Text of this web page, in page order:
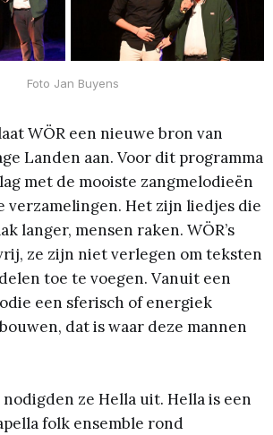
Foto Jan Buyens
WÖR een nieuwe bron van
Landen aan. Voor dit programma
met de mooiste zangmelodieën
verzamelingen. Het zijn liedjes die
langer, mensen raken. WÖR’s
ze zijn niet verlegen om teksten
toe te voegen. Vanuit een
een sferisch of energiek
dat is waar deze mannen
ze Hella uit. Hella is een
folk ensemble rond